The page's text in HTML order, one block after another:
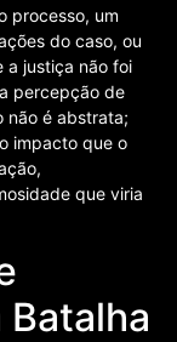
processo, um
do caso, ou
a justiça não foi
percepção de
não é abstrata;
impacto que o
que viria
Batalha